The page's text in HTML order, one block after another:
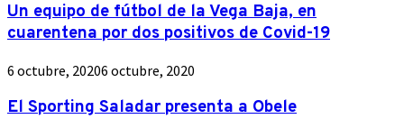
Un equipo de fútbol de la Vega Baja, en
cuarentena por dos positivos de Covid-19
6 octubre, 20206 octubre, 2020
El Sporting Saladar presenta a Obele